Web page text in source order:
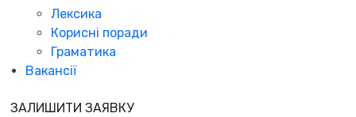
Лексика
Корисні поради
Граматика
Вакансії
ЗАЛИШИТИ ЗАЯВКУ